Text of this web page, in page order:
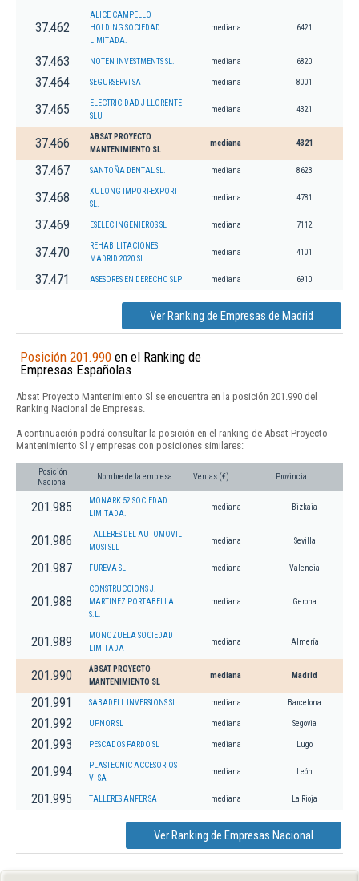
37.462
ALICE CAMPELLO
HOLDING SOCIEDAD
LIMITADA.
mediana 6421
37.463 NOTEN INVESTMENTS SL. mediana 6820
37.464 SEGURSERVI SA mediana 8001
37.465
ELECTRICIDAD J LLORENTE
SLU
mediana 4321
37.466
ABSAT PROYECTO
MANTENIMIENTO SL
mediana 4321
37.467 SANTOÑA DENTAL SL. mediana 8623
37.468
XULONG IMPORT-EXPORT
SL.
mediana 4781
37.469 ESELEC INGENIEROS SL mediana 7112
37.470
REHABILITACIONES
MADRID 2020 SL.
mediana 4101
37.471 ASESORES EN DERECHO SLP mediana 6910
Ver Ranking de Empresas de Madrid
Posición 201.990 en el Ranking de
Empresas Españolas
Absat Proyecto Mantenimiento Sl se encuentra en la posición 201.990 del
Ranking Nacional de Empresas.
A continuación podrá consultar la posición en el ranking de Absat Proyecto
Mantenimiento Sl y empresas con posiciones similares:
Posición
Nacional
Nombre de la empresa Ventas (€) Provincia
201.985
MONARK 52 SOCIEDAD
LIMITADA.
mediana Bizkaia
201.986
TALLERES DEL AUTOMOVIL
MOSI SLL
mediana Sevilla
201.987 FUREVA SL mediana Valencia
201.988
CONSTRUCCIONS J.
MARTINEZ PORTABELLA
S.L.
mediana Gerona
201.989
MONOZUELA SOCIEDAD
LIMITADA
mediana Almería
201.990
ABSAT PROYECTO
MANTENIMIENTO SL
mediana Madrid
201.991 SABADELL INVERSIONS SL mediana Barcelona
201.992 UPNOR SL mediana Segovia
201.993 PESCADOS PARDO SL mediana Lugo
201.994
PLASTECNIC ACCESORIOS
VI SA
mediana León
201.995 TALLERES ANFER SA mediana La Rioja
Ver Ranking de Empresas Nacional